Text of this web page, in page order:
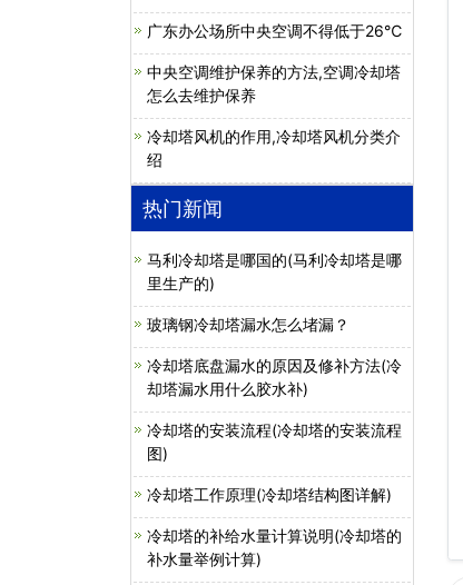
广东办公场所中央空调不得低于26℃
中央空调维护保养的方法,空调冷却塔
怎么去维护保养
冷却塔风机的作用,冷却塔风机分类介
绍
热门新闻
马利冷却塔是哪国的(马利冷却塔是哪
里生产的)
玻璃钢冷却塔漏水怎么堵漏？
冷却塔底盘漏水的原因及修补方法(冷
却塔漏水用什么胶水补)
冷却塔的安装流程(冷却塔的安装流程
图)
冷却塔工作原理(冷却塔结构图详解)
冷却塔的补给水量计算说明(冷却塔的
补水量举例计算)